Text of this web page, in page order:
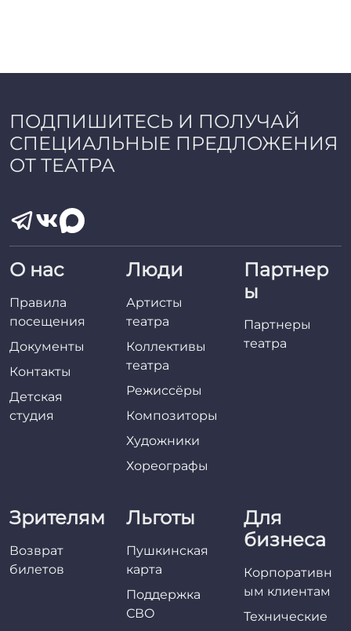
ПОДПИШИТЕСЬ И ПОЛУЧАЙ
СПЕЦИАЛЬНЫЕ ПРЕДЛОЖЕНИЯ
ОТ ТЕАТРА
О нас
Правила
посещения
Документы
Контакты
Детская
студия
Люди
Артисты
театра
Коллективы
театра
Режиссёры
Композиторы
Художники
Хореографы
Партнер
ы
Партнеры
театра
Зрителям
Возврат
билетов
Льготы
Пушкинская
карта
Поддержка
СВО
Для
бизнеса
Корпоративн
ым клиентам
Технические